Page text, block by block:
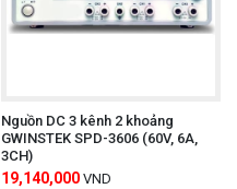
Nguồn DC 3 kênh 2 khoảng
GWINSTEK SPD-3606 (60V, 6A,
3CH)
19,140,000 VND